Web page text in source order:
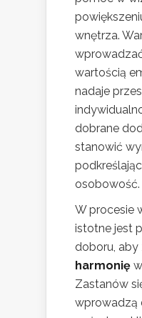
wnętrza.
wartością
nadaje
dobrane
stanowić
osobowość.
W procesie
istotne jest
doboru, aby
harmonię
Zastanów
wprowadzą